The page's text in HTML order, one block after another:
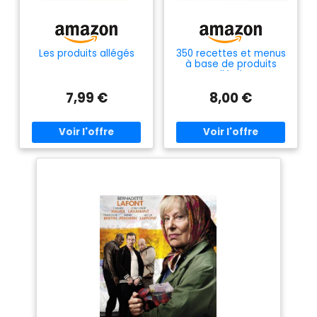
Les produits allégés
7,99 €
350 recettes et menus
à base de produits
allégés
8,00 €